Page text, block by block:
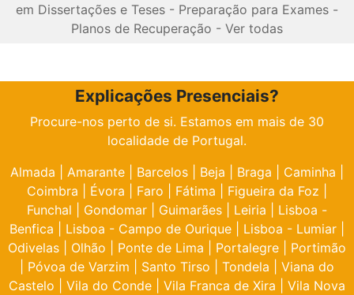
em Dissertações e Teses - Preparação para Exames -
Planos de Recuperação - Ver todas
Explicações Presenciais?
Procure-nos perto de si. Estamos em mais de 30
localidade de Portugal.
Almada
Amarante Barcelos Beja Braga Caminha
Coimbra
Évora Faro Fátima Figueira da Foz
Funchal
Gondomar Guimarães Leiria
Lisboa -
Benfica
Lisboa - Campo de Ourique Lisboa - Lumiar
Odivelas
Olhão Ponte de Lima Portalegre
Portimão
Póvoa de Varzim Santo Tirso Tondela
Viana do
Castelo
Vila do Conde Vila Franca de Xira
Vila Nova